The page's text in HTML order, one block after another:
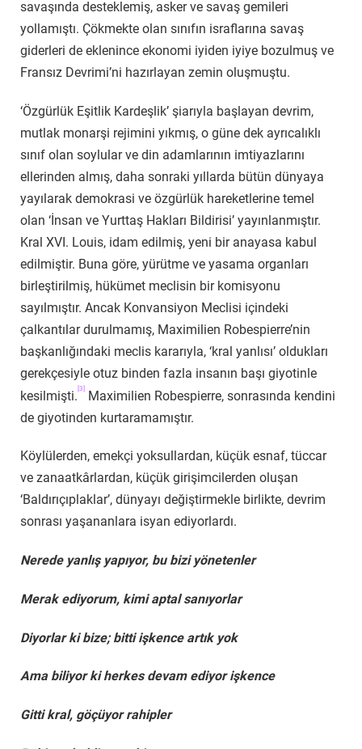
savaşında desteklemiş, asker ve savaş gemileri
yollamıştı. Çökmekte olan sınıfın israflarına savaş
giderleri de eklenince ekonomi iyiden iyiye bozulmuş ve
Fransız Devrimi’ni hazırlayan zemin oluşmuştu.
‘Özgürlük Eşitlik Kardeşlik’ şiarıyla başlayan devrim,
mutlak monarşi rejimini yıkmış, o güne dek ayrıcalıklı
sınıf olan soylular ve din adamlarının imtiyazlarını
ellerinden almış, daha sonraki yıllarda bütün dünyaya
yayılarak demokrasi ve özgürlük hareketlerine temel
olan ‘İnsan ve Yurttaş Hakları Bildirisi’ yayınlanmıştır.
Kral XVI. Louis, idam edilmiş, yeni bir anayasa kabul
edilmiştir. Buna göre, yürütme ve yasama organları
birleştirilmiş, hükümet meclisin bir komisyonu
sayılmıştır. Ancak Konvansiyon Meclisi içindeki
çalkantılar durulmamış, Maximilien Robespierre’nin
başkanlığındaki meclis kararıyla, ‘kral yanlısı’ oldukları
gerekçesiyle otuz binden fazla insanın başı giyotinle
kesilmişti. [3]
Maximilien Robespierre, sonrasında kendini
de giyotinden kurtaramamıştır.
Köylülerden, emekçi yoksullardan, küçük esnaf, tüccar
ve zanaatkârlardan, küçük girişimcilerden oluşan
‘Baldırıçıplaklar’, dünyayı değiştirmekle birlikte, devrim
sonrası yaşananlara isyan ediyorlardı.
Nerede yanlış yapıyor, bu bizi yönetenler
Merak ediyorum, kimi aptal sanıyorlar
Diyorlar ki bize; bitti işkence artık yok
Ama biliyor ki herkes devam ediyor işkence
Gitti kral, göçüyor rahipler